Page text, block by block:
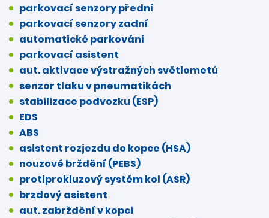
parkovací senzory přední
parkovací senzory zadní
automatické parkování
parkovací asistent
aut. aktivace výstražných světlometů
senzor tlaku v pneumatikách
stabilizace podvozku (ESP)
EDS
ABS
asistent rozjezdu do kopce (HSA)
nouzové brždění (PEBS)
protiprokluzový systém kol (ASR)
brzdový asistent
aut. zabrždění v kopci